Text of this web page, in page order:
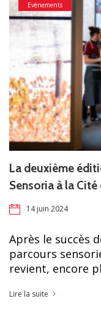
Evènements
La deuxième
Sensoria à la
14 juin 2024
Après le succès
parcours
revient, encore
Lire la suite